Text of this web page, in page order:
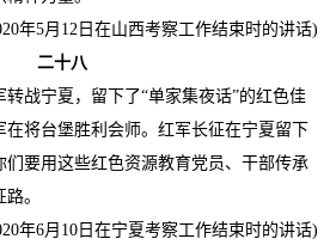
年5月12日在山西考察工作结束时的讲话)
二十八
战宁夏，留下了“单家集夜话”的红色佳
在将台堡胜利会师。红军长征在宁夏留下
们要用这些红色资源教育党员、干部传承
。
年6月10日在宁夏考察工作结束时的讲话)